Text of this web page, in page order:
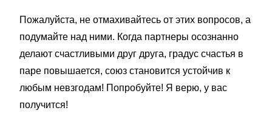
Пожалуйста, не отмахивайтесь от этих вопросов, а
подумайте над ними. Когда партнеры осознанно
делают счастливыми друг друга, градус счастья в
паре повышается, союз становится устойчив к
любым невзгодам! Попробуйте! Я верю, у вас
получится!